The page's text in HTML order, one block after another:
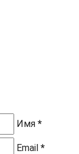
Имя *
Email *